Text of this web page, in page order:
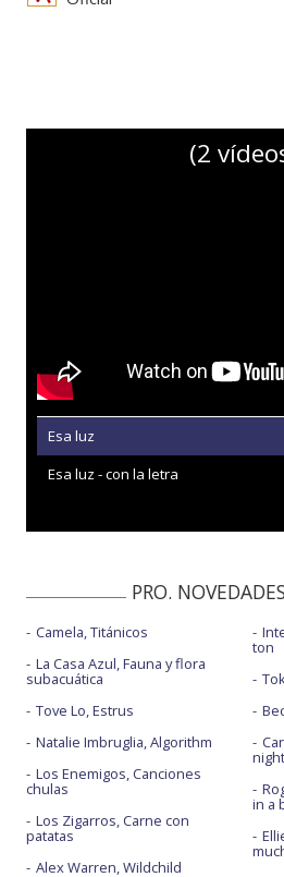
(2
Esa luz
Esa luz - con la letra
PRO.
Camela, Titánicos
La Casa Azul, Fauna y flora
subacuática
Tove Lo, Estrus
Natalie Imbruglia, Algorithm
Los Enemigos, Canciones
chulas
Los Zigarros, Carne con
patatas
Alex Warren, Wildchild
ton
night
in a